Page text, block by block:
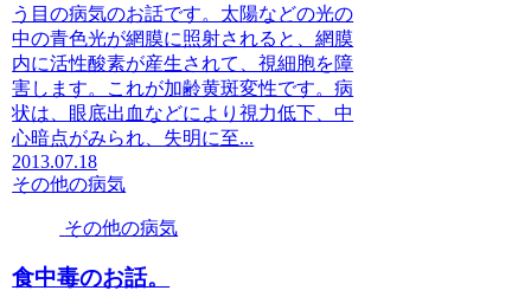
う目の病気のお話です。太陽などの光の
中の青色光が網膜に照射されると、網膜
内に活性酸素が産生されて、視細胞を障
害します。これが加齢黄斑変性です。病
状は、眼底出血などにより視力低下、中
心暗点がみられ、失明に至...
2013.07.18
その他の病気
その他の病気
食中毒のお話。